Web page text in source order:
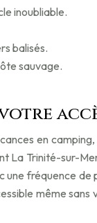
inoubliable.
balisés.
sauvage.
en
La Trinité-sur-
fréquence
même